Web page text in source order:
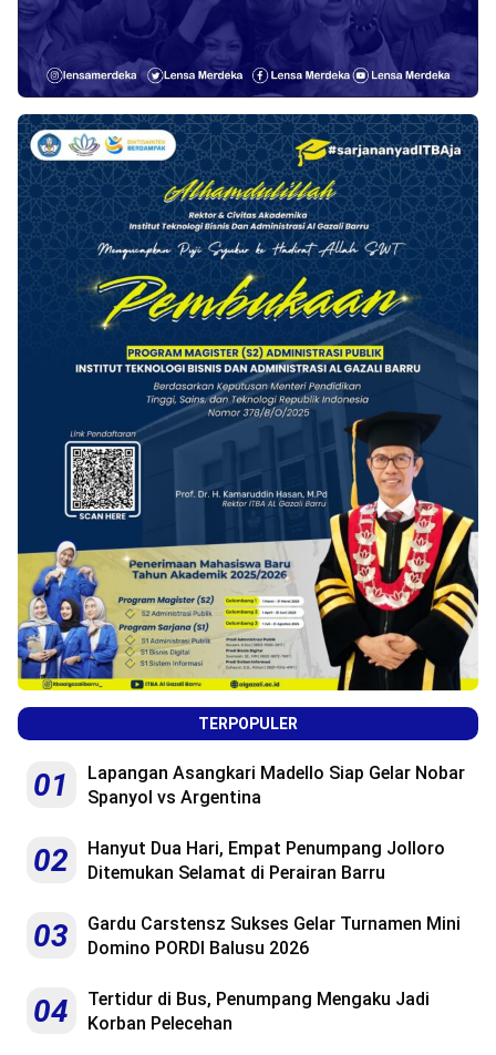
TERPOPULER
01
Lapangan Asangkari Madello Siap Gelar Nobar
Spanyol vs Argentina
02
Hanyut Dua Hari, Empat Penumpang Jolloro
Ditemukan Selamat di Perairan Barru
03
Gardu Carstensz Sukses Gelar Turnamen Mini
Domino PORDI Balusu 2026
04
Tertidur di Bus, Penumpang Mengaku Jadi
Korban Pelecehan